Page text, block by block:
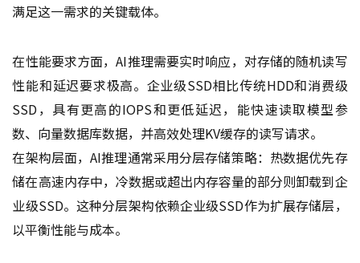
满足这一需求的关键载体。
在性能要求方面，AI推理需要实时响应，对存储的随机读写
性能和延迟要求极高。企业级SSD相比传统HDD和消费级
SSD，具有更高的IOPS和更低延迟，能快速读取模型参
数、向量数据库数据，并高效处理KV缓存的读写请求。
在架构层面，AI推理通常采用分层存储策略：热数据优先存
储在高速内存中，冷数据或超出内存容量的部分则卸载到企
业级SSD。这种分层架构依赖企业级SSD作为扩展存储层，
以平衡性能与成本。